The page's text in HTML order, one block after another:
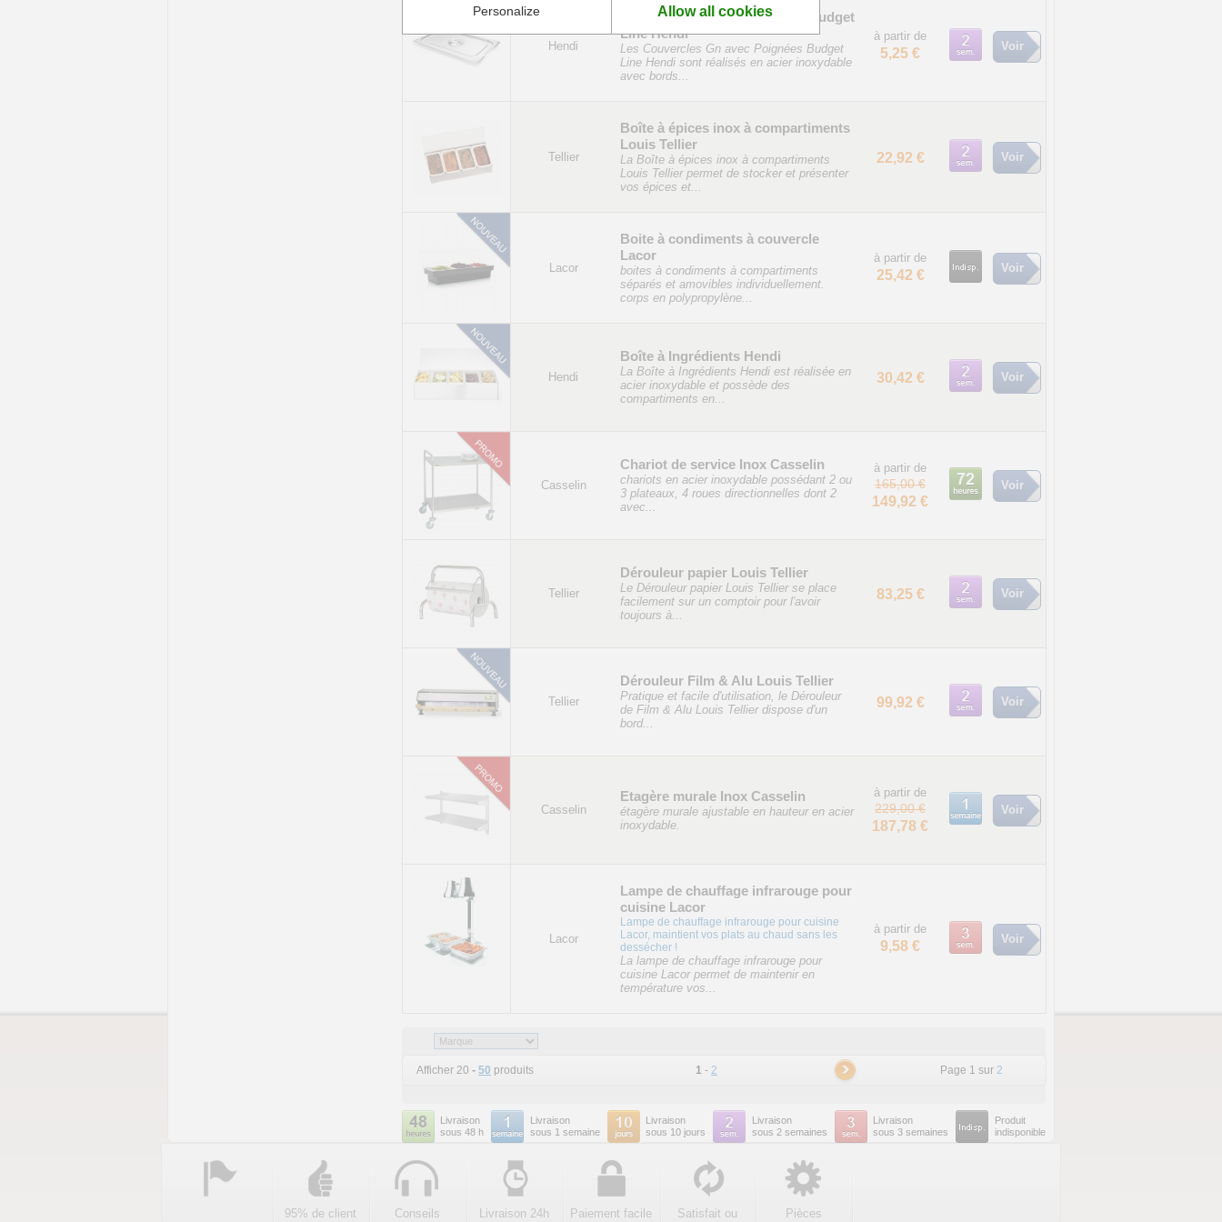
Hendi
Couvercle GN avec Poignées Budget
Line Hendi
Les Couvercles Gn avec Poignées Budget
Line Hendi sont réalisés en acier inoxydable
avec bords...
à partir de
5,25 € Voir
Tellier
Boîte à épices inox à compartiments
Louis Tellier
La Boîte à épices inox à compartiments
Louis Tellier permet de stocker et présenter
vos épices et...
22,92 € Voir
Lacor
Boite à condiments à couvercle
Lacor
boites à condiments à compartiments
séparés et amovibles individuellement.
corps en polypropylène...
à partir de
25,42 € Voir
Hendi
Boîte à Ingrédients Hendi
La Boîte à Ingrédients Hendi est réalisée en
acier inoxydable et possède des
compartiments en...
30,42 € Voir
Casselin
Chariot de service Inox Casselin
chariots en acier inoxydable possédant 2 ou
3 plateaux, 4 roues directionnelles dont 2
avec...
à partir de
165,00 €
149,92 €
Voir
Tellier
Dérouleur papier Louis Tellier
Le Dérouleur papier Louis Tellier se place
facilement sur un comptoir pour l'avoir
toujours à...
83,25 € Voir
Tellier
Dérouleur Film & Alu Louis Tellier
Pratique et facile d'utilisation, le Dérouleur
de Film & Alu Louis Tellier dispose d'un
bord...
99,92 € Voir
Casselin
Etagère murale Inox Casselin
étagère murale ajustable en hauteur en acier
inoxydable.
à partir de
229,00 €
187,78 €
Voir
Lacor
Lampe de chauffage infrarouge pour
cuisine Lacor
Lampe de chauffage infrarouge pour cuisine
Lacor, maintient vos plats au chaud sans les
dessécher !
La lampe de chauffage infrarouge pour
cuisine Lacor permet de maintenir en
température vos...
à partir de
9,58 € Voir
Afficher 20 - 50 produits 1 - 2 Page 1 sur 2
Livraison
sous 48 h
Livraison
sous 1 semaine
Livraison
sous 10 jours
Livraison
sous 2 semaines
Livraison
sous 3 semaines
Produit
indisponible
95% de client
Conseils
Livraison 24h
Paiement facile
Satisfait ou
Pièces
Personalize Allow all cookies